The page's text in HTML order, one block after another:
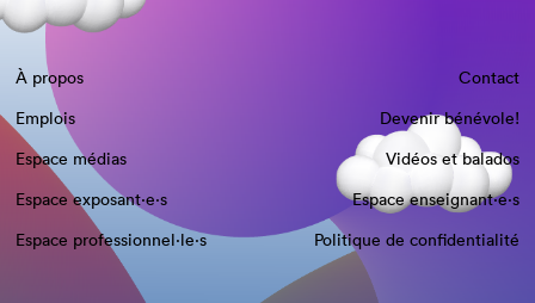
À propos
Contact
Emplois
Devenir bénévole!
Espace médias
Vidéos et balados
Espace exposant·e⋅s
Espace enseignant·e⋅s
Espace professionnel·le⋅s
Politique de confidentialité